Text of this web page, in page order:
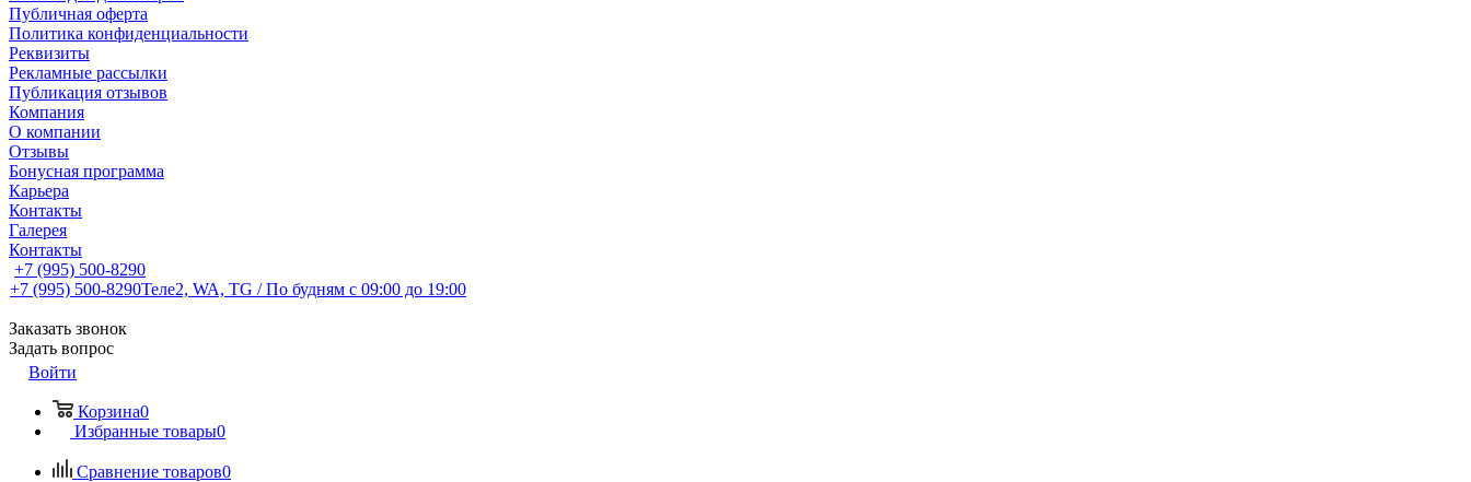
Публичная оферта
Политика конфиденциальности
Реквизиты
Рекламные рассылки
Публикация отзывов
Компания
О компании
Отзывы
Бонусная программа
Карьера
Контакты
Галерея
Контакты
+7 (995) 500-8290
+7 (995) 500-8290Теле2, WA, TG / По будням c 09:00 до 19:00
Заказать звонок
Задать вопрос
Войти
Корзина0
Избранные товары0
Сравнение товаров0